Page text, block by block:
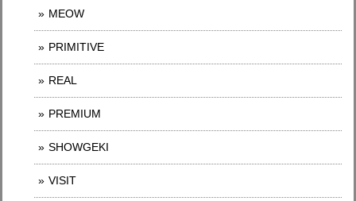
MEOW
PRIMITIVE
REAL
PREMIUM
SHOWGEKI
VISIT